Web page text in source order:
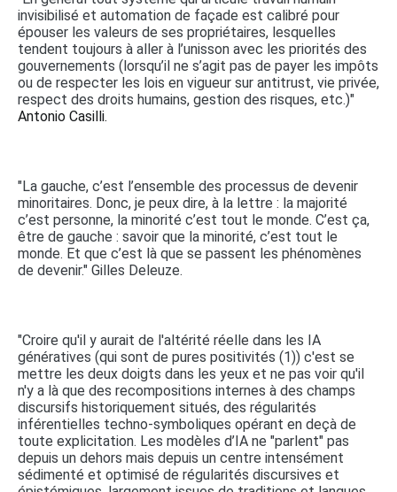
invisibilisé et automation de façade est calibré pour
épouser les valeurs de ses propriétaires, lesquelles
tendent toujours à aller à l’unisson avec les priorités des
gouvernements (lorsqu’il ne s’agit pas de payer les impôts
ou de respecter les lois en vigueur sur antitrust, vie privée,
respect des droits humains, gestion des risques, etc.)"
Antonio Casilli.
"La gauche, c’est l’ensemble des processus de devenir
minoritaires. Donc, je peux dire, à la lettre : la majorité
c’est personne, la minorité c’est tout le monde. C’est ça,
être de gauche : savoir que la minorité, c’est tout le
monde. Et que c’est là que se passent les phénomènes
de devenir." Gilles Deleuze.
"Croire qu'il y aurait de l'altérité réelle dans les IA
génératives (qui sont de pures positivités (1)) c'est se
mettre les deux doigts dans les yeux et ne pas voir qu'il
n'y a là que des recompositions internes à des champs
discursifs historiquement situés, des régularités
inférentielles techno-symboliques opérant en deçà de
toute explicitation. Les modèles d’IA ne "parlent" pas
depuis un dehors mais depuis un centre intensément
sédimenté et optimisé de régularités discursives et